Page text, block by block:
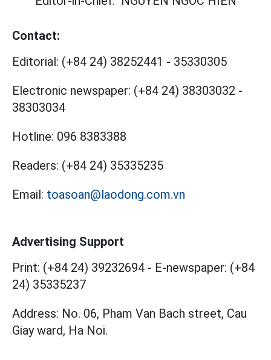
Contact:
Editorial: (+84 24) 38252441 - 35330305
Electronic newspaper: (+84 24) 38303032 -
38303034
Hotline: 096 8383388
Readers: (+84 24) 35335235
Email: toasoan@laodong.com.vn
Advertising Support
Print: (+84 24) 39232694 - E-newspaper: (+84
24) 35335237
Address: No. 06, Pham Van Bach street, Cau
Giay ward, Ha Noi.